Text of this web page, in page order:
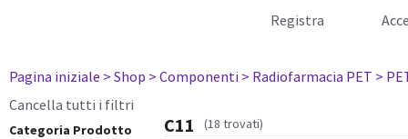
Registra
Pagina iniziale > Shop > Componenti > Radiofarmacia PET >
Cancella tutti i filtri
Categoria Prodotto C11 (18 trovati)